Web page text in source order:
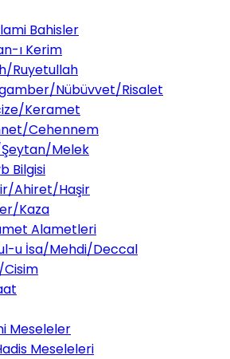
Bahisler
ı Kerim
Ruyetullah
Nübüvvet/Risalet
Keramet
Cehennem
Melek
Bilgisi
Ahiret/Haşir
Kaza
Alametleri
u İsa/Mehdi/Deccal
Cisim
Meseleler
Meseleleri